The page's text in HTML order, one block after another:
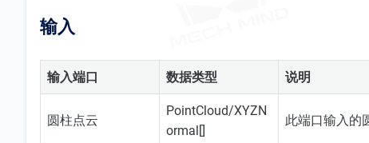
输入
输入端口 数据类型 说明
圆柱点云
PointCloud/XYZN
ormal[]
此端口输入的